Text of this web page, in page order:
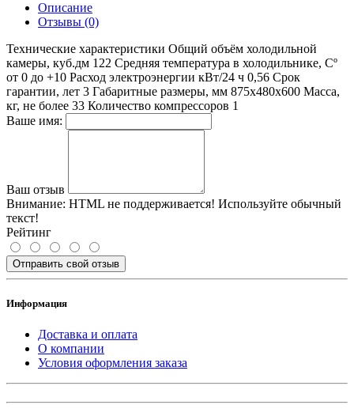
Описание
Отзывы (0)
Технические характеристики Общий объём холодильной
камеры, куб.дм 122 Средняя температура в холодильнике, Сº
от 0 до +10 Расход электроэнергии кВт/24 ч 0,56 Срок
гарантии, лет 3 Габаритные размеры, мм 875x480x600 Масса,
кг, не более 33 Количество компрессоров 1
Ваше имя:
Ваш отзыв
Внимание: HTML не поддерживается! Используйте обычный
текст!
Рейтинг
Отправить свой отзыв
Информация
Доставка и оплата
О компании
Условия оформления заказа